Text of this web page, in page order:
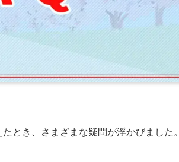
とき、さまざまな疑問が浮かびました。